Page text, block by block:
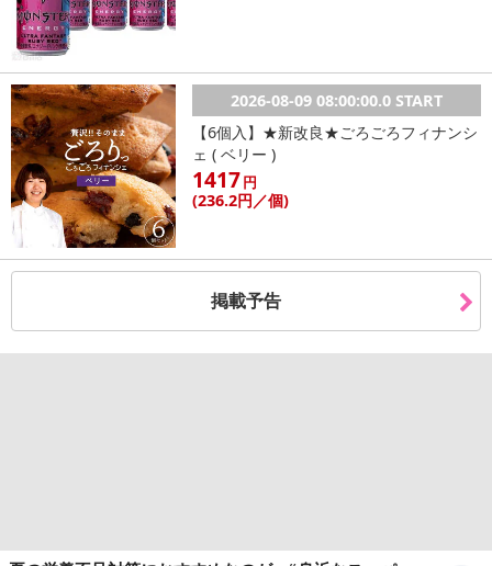
2026-08-09 08:00:00.0 START
【6個入】★新改良★ごろごろフィナンシ
ェ ( ベリー )
1417円
(236.2円 ／個)
掲載予告